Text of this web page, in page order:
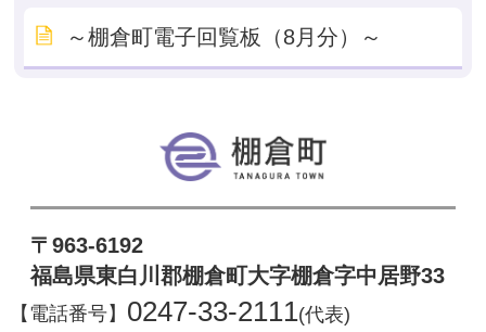
～棚倉町電子回覧板（8月分）～
〒963-6192
福島県東白川郡棚倉町大字棚倉字中居野33
【電話番号】 0247-33-2111 (代表)